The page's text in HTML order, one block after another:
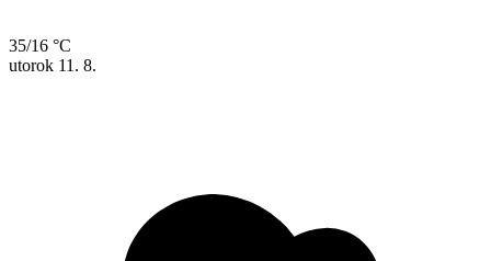
35/16 °C
utorok 11. 8.